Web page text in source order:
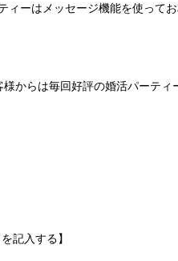
ィーはメッセージ機能を使って
からは毎回好評の婚活パーティ
記入する】